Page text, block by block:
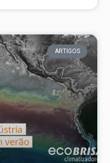
ARTIGOS